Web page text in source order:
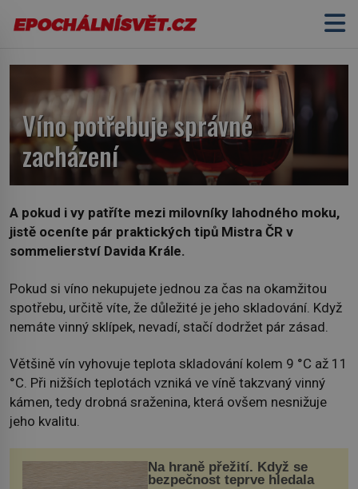
Víno potřebuje správné
zacházení
A pokud i vy patříte mezi milovníky lahodného moku,
jistě oceníte pár praktických tipů Mistra ČR v
sommelierství Davida Krále.
Pokud si víno nekupujete jednou za čas na okamžitou
spotřebu, určitě víte, že důležité je jeho skladování. Když
nemáte vinný sklípek, nevadí, stačí dodržet pár zásad.
Většině vín vyhovuje teplota skladování kolem 9 °C až 11
°C. Při nižších teplotách vzniká ve víně takzvaný vinný
kámen, tedy drobná sraženina, která ovšem nesnižuje
jeho kvalitu.
Na hraně přežití. Když se
bezpečnost teprve hledala